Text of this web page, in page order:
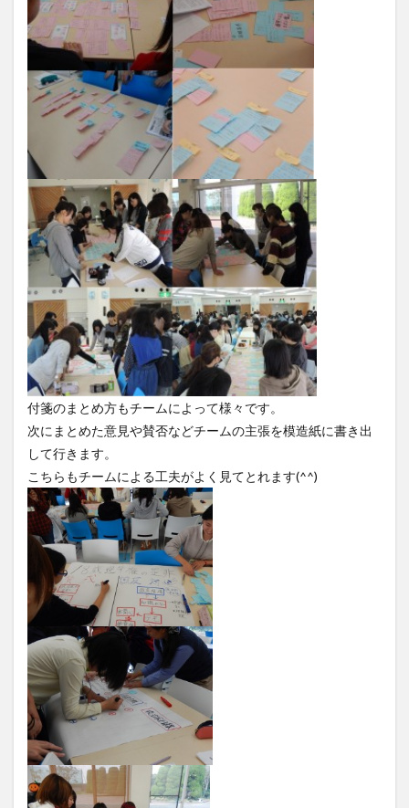
付箋のまとめ方もチームによって様々です。
次にまとめた意見や賛否などチームの主張を模造紙に書き出
して行きます。
こちらもチームによる工夫がよく見てとれます(^^)